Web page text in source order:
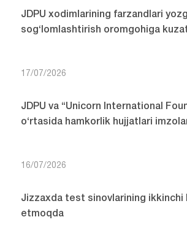
JDPU xodimlarining farzandlari yozgi
sog‘lomlashtirish oromgohiga
17/07/2026
JDPU va “Unicorn International
o‘rtasida hamkorlik hujjatlari
16/07/2026
Jizzaxda test sinovlarining ikkinchi
etmoqda